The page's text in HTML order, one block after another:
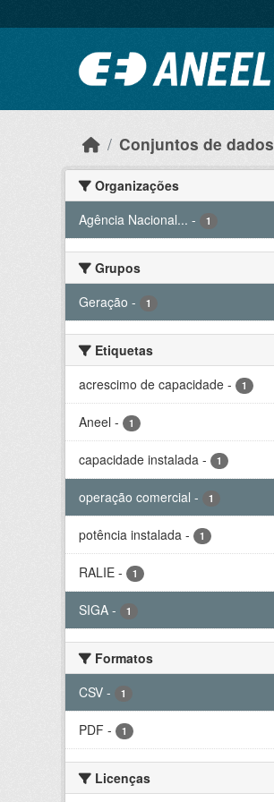
Conjuntos de dados
Organizações
Agência Nacional... - 1
Grupos
Geração - 1
Etiquetas
acrescimo de capacidade - 1
Aneel - 1
capacidade instalada - 1
operação comercial - 1
potência instalada - 1
RALIE - 1
SIGA - 1
Formatos
CSV - 1
PDF - 1
Licenças